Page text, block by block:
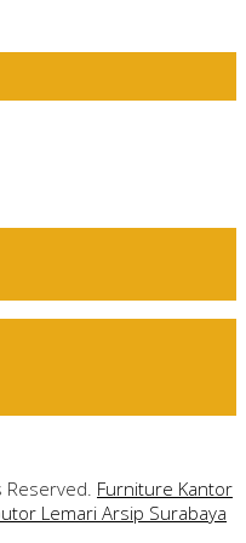
Reserved. Furniture Kantor
Lemari Arsip Surabaya